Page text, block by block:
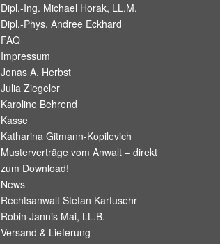
Dipl.-Ing. Michael Horak, LL.M.
Dipl.-Phys. Andree Eckhard
FAQ
Impressum
Jonas A. Herbst
Julia Ziegeler
Karoline Behrend
Kasse
Katharina Gitmann-Kopilevich
Musterverträge vom Anwalt – direkt
zum Download!
News
Rechtsanwalt Stefan Karfusehr
Robin Jannis Mai, LL.B.
Versand & Lieferung